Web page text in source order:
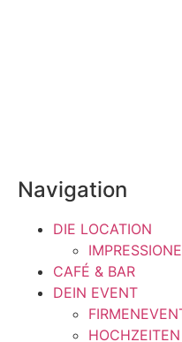
Navigation
DIE LOCATION
CAFÉ & BAR
DEIN EVENT
HOCHZEITEN